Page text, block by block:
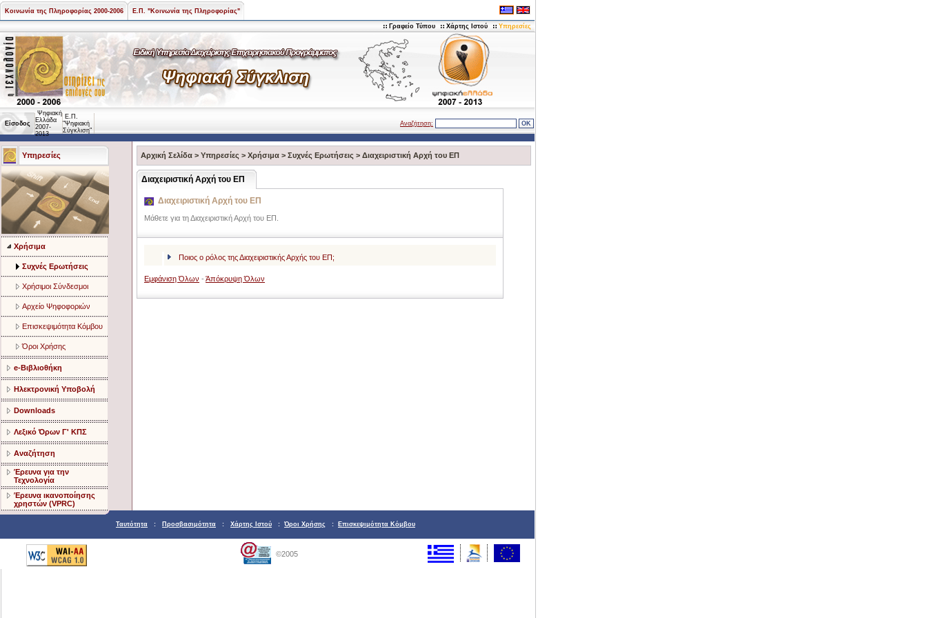
Κοινωνία της Πληροφορίας 2000-2006 Ε.Π. "Κοινωνία της Πληροφορίας"
Γραφείο Τύπου Χάρτης Ιστού Υπηρεσίες
Είσοδος
Ψηφιακή
Ελλάδα
2007-
2013
Ε.Π.
"Ψηφιακή
Σύγκλιση"
Αναζήτηση:
Υπηρεσίες
Χρήσιμα
Συχνές Ερωτήσεις
Χρήσιμοι Σύνδεσμοι
Αρχείο Ψηφοφοριών
Επισκεψιμότητα Κόμβου
Όροι Χρήσης
e-Βιβλιοθήκη
Ηλεκτρονική Υποβολή
Downloads
Λεξικό Όρων Γ' ΚΠΣ
Αναζήτηση
Έρευνα για την
Τεχνολογία
Έρευνα ικανοποίησης
χρηστών (VPRC)
Αρχική Σελίδα > Υπηρεσίες > Χρήσιμα > Συχνές Ερωτήσεις > Διαχειριστική Αρχή του ΕΠ
Διαχειριστική Αρχή του ΕΠ
Διαχειριστική Αρχή του ΕΠ
Μάθετε για τη Διαχειριστική Αρχή του ΕΠ.
Ποιος ο ρόλος της Διαχειριστικής Αρχής του ΕΠ;
Εμφάνιση Όλων - Άπόκρυψη Όλων
Ταυτότητα : Προσβασιμότητα : Χάρτης Ιστού : Όροι Χρήσης : Επισκεψιμότητα Κόμβου
©2005